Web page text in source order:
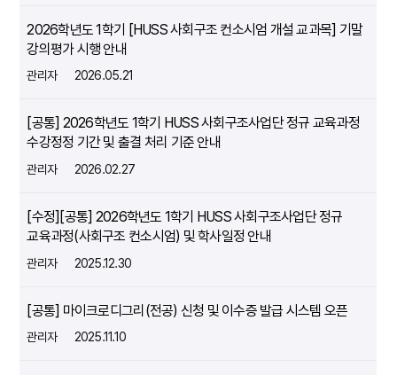
2026학년도 1학기 [HUSS 사회구조 컨소시엄 개설 교과목] 기말
강의평가 시행 안내
관리자 2026.05.21
[공통] 2026학년도 1학기 HUSS 사회구조사업단 정규 교육과정
수강정정 기간 및 출결 처리 기준 안내
관리자 2026.02.27
[수정][공통] 2026학년도 1학기 HUSS 사회구조사업단 정규
교육과정(사회구조 컨소시엄) 및 학사일정 안내
관리자 2025.12.30
[공통] 마이크로디그리(전공) 신청 및 이수증 발급 시스템 오픈
관리자 2025.11.10